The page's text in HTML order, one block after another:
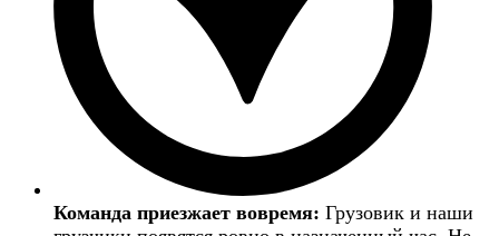
Команда приезжает вовремя: Грузовик и наши